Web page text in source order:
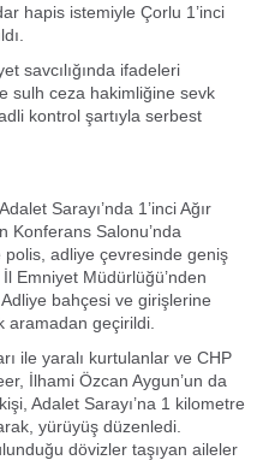
hapis istemiyle Çorlu 1’inci
savcılığında ifadeleri
sulh ceza hakimliğine sevk
kontrol şartıyla serbest
Sarayı’nda 1’inci Ağır
Konferans Salonu’nda
adliye çevresinde geniş
Emniyet Müdürlüğü’nden
bahçesi ve girişlerine
aramadan geçirildi.
ile yaralı kurtulanlar ve CHP
İlhami Özcan Aygun’un da
Adalet Sarayı’na 1 kilometre
yürüyüş düzenledi.
dövizler taşıyan aileler